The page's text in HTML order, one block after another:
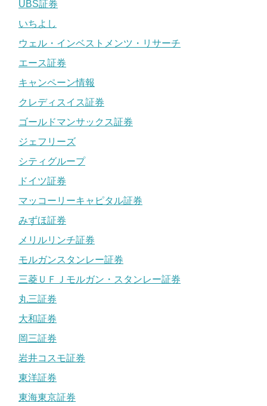
UBS証券
いちよし
ウェル・インベストメンツ・リサーチ
エース証券
キャンペーン情報
クレディスイス証券
ゴールドマンサックス証券
ジェフリーズ
シティグループ
ドイツ証券
マッコーリーキャピタル証券
みずほ証券
メリルリンチ証券
モルガンスタンレー証券
三菱ＵＦＪモルガン・スタンレー証券
丸三証券
大和証券
岡三証券
岩井コスモ証券
東洋証券
東海東京証券